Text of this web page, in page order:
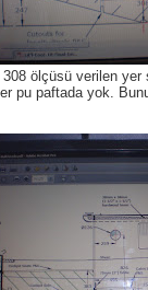
ölçüsü verilen
pu paftada yok.